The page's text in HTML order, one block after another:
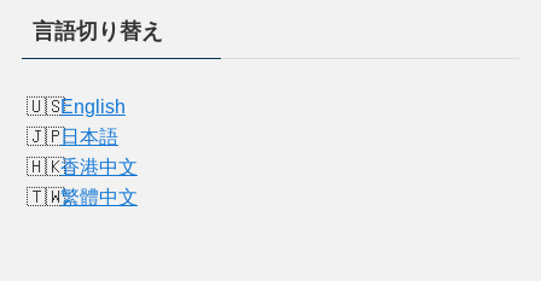
言語切り替え
English
日本語
香港中文
繁體中文